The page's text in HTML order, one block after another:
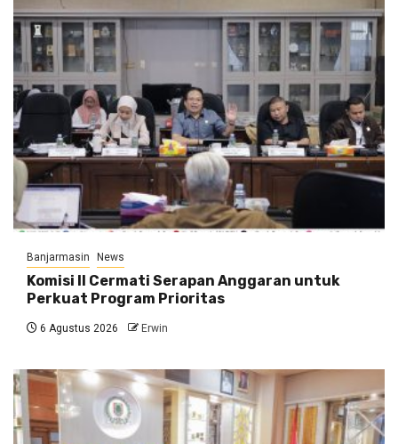
Banjarmasin News
Komisi II Cermati Serapan Anggaran untuk
Perkuat Program Prioritas
6 Agustus 2026 Erwin